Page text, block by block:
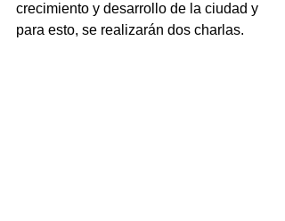
crecimiento y desarrollo de la ciudad y
para esto, se realizarán dos charlas.